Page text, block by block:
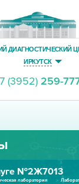
ДИАГНОСТИЧЕСКИЙ
ИРКУТСК
(3952) 259-
№2Ж7013
лаборатория